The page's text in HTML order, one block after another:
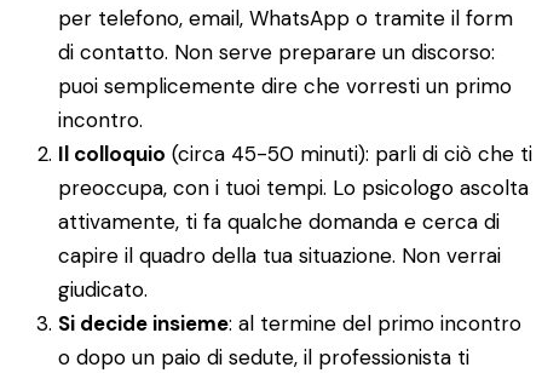
per telefono, email, WhatsApp o tramite il form
di contatto. Non serve preparare un discorso:
puoi semplicemente dire che vorresti un primo
incontro.
Il colloquio (circa 45-50 minuti): parli di ciò che ti
preoccupa, con i tuoi tempi. Lo psicologo ascolta
attivamente, ti fa qualche domanda e cerca di
capire il quadro della tua situazione. Non verrai
giudicato.
Si decide insieme: al termine del primo incontro
o dopo un paio di sedute, il professionista ti